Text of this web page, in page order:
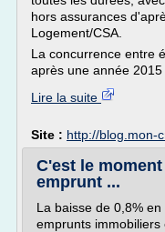
hors assurances
Logement/CSA.
La concurrence entre
après une année 2015
Lire la suite
Site : http://blog.mon-
C'est le
emprunt ...
La baisse de 0,8%
emprunts